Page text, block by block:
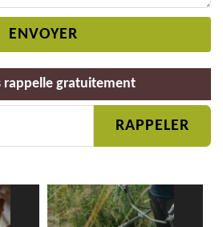
rappelle gratuitement